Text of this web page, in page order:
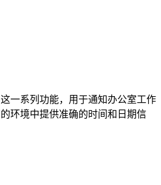
一系列功能，用于通知办公室工作
环境中提供准确的时间和日期信